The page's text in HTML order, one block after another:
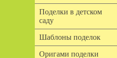
Поделки в детском
саду
Шаблоны поделок
Оригами поделки